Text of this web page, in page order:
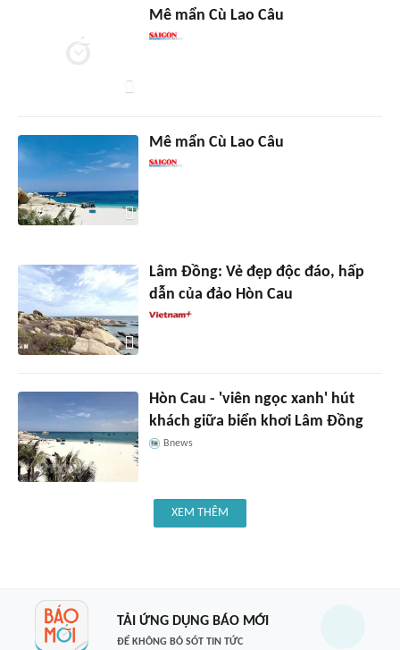
Mê mẩn Cù Lao Câu
Mê mẩn Cù Lao Câu
Lâm Đồng: Vẻ đẹp độc đáo, hấp
dẫn của đảo Hòn Cau
Hòn Cau - 'viên ngọc xanh' hút
khách giữa biển khơi Lâm Đồng
Bnews
XEM THÊM
TẢI ỨNG DỤNG BÁO MỚI
ĐỂ KHÔNG BỎ SÓT TIN TỨC